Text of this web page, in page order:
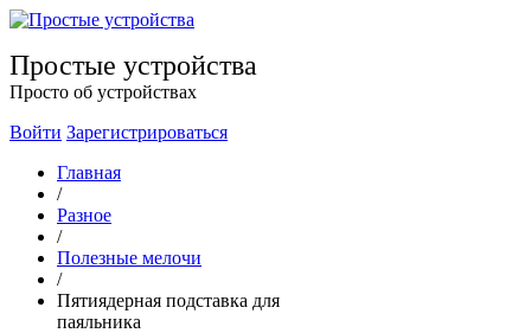
Простые устройства
Просто об устройствах
Войти Зарегистрироваться
Главная
/
Разное
/
Полезные мелочи
/
Пятиядерная подставка для
паяльника